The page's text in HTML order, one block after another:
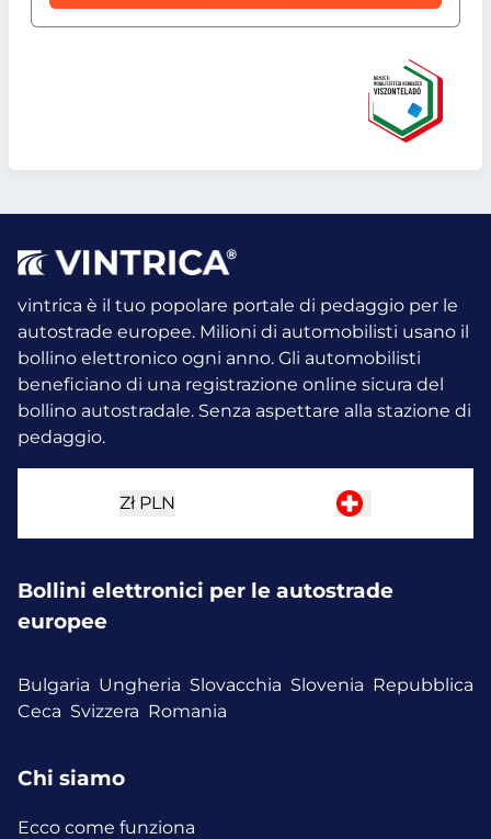
vintrica è il tuo popolare portale di pedaggio per le
autostrade europee. Milioni di automobilisti usano il
bollino elettronico ogni anno. Gli automobilisti
beneficiano di una registrazione online sicura del
bollino autostradale. Senza aspettare alla stazione di
pedaggio.
Zł PLN
Bollini elettronici per le autostrade
europee
Bulgaria Ungheria Slovacchia Slovenia Repubblica
Ceca Svizzera Romania
Chi siamo
Ecco come funziona